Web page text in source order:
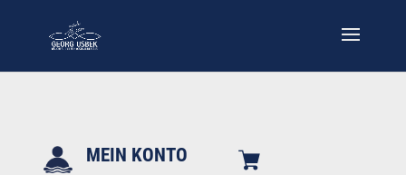
MEIN KONTO